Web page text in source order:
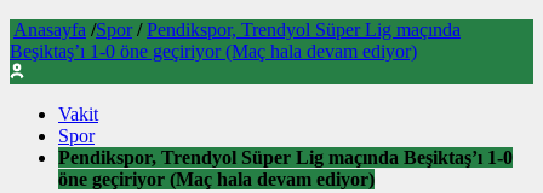
Anasayfa /Spor / Pendikspor, Trendyol Süper Lig maçında
Beşiktaş’ı 1-0 öne geçiriyor (Maç hala devam ediyor)
Vakit
Spor
Pendikspor, Trendyol Süper Lig maçında Beşiktaş’ı 1-0
öne geçiriyor (Maç hala devam ediyor)